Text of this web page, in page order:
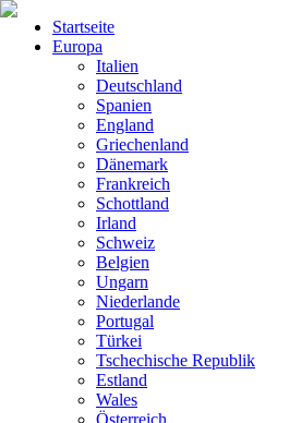
Startseite
Europa
Italien
Deutschland
Spanien
England
Griechenland
Dänemark
Frankreich
Schottland
Irland
Schweiz
Belgien
Ungarn
Niederlande
Portugal
Türkei
Tschechische Republik
Estland
Wales
Österreich